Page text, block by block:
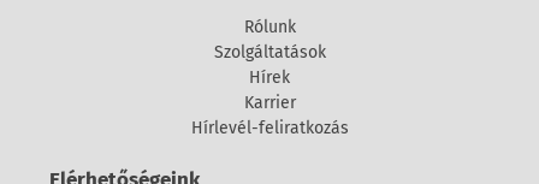
Rólunk
Szolgáltatások
Hírek
Karrier
Hírlevél-feliratkozás